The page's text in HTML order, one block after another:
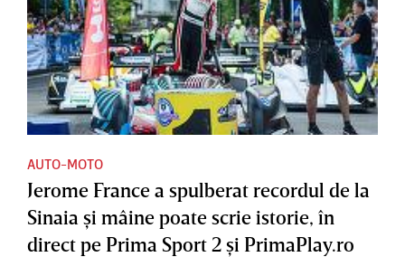
AUTO-MOTO
Jerome France a spulberat recordul de la
Sinaia şi mâine poate scrie istorie, în
direct pe Prima Sport 2 şi PrimaPlay.ro